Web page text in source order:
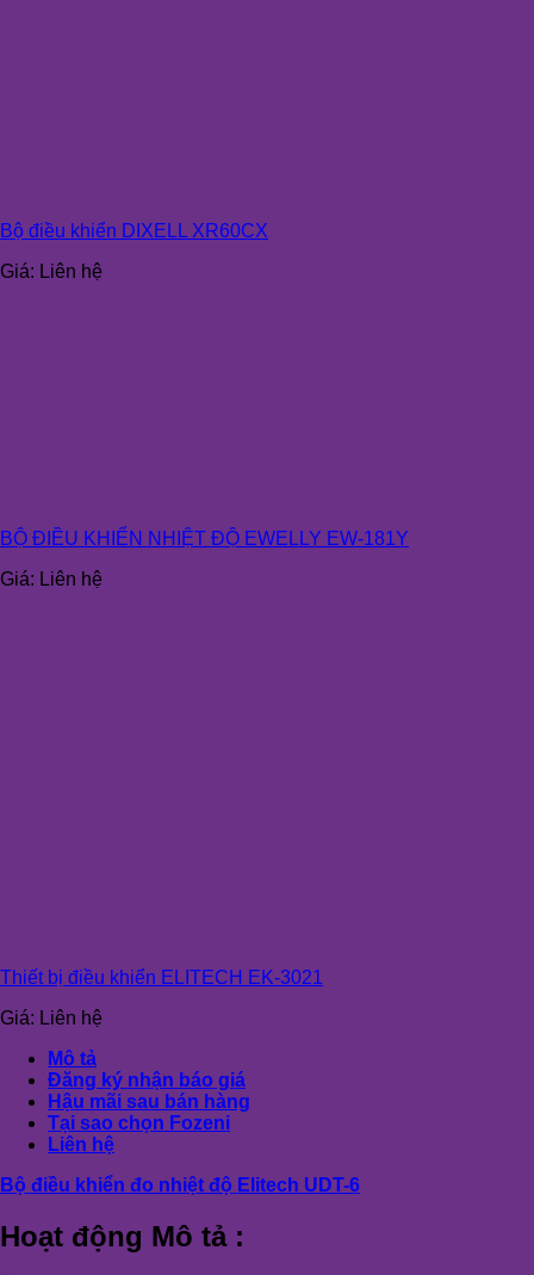
Bộ điều khiển DIXELL XR60CX
Giá: Liên hệ
BỘ ĐIỀU KHIỂN NHIỆT ĐỘ EWELLY EW-181Y
Giá: Liên hệ
Thiết bị điều khiển ELITECH EK-3021
Giá: Liên hệ
Mô tả
Đăng ký nhận báo giá
Hậu mãi sau bán hàng
Tại sao chọn Fozeni
Liên hệ
Bộ điều khiển đo nhiệt độ Elitech UDT-6
Hoạt động Mô tả :